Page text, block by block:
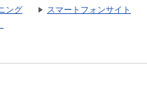
ング
スマートフォンサイト